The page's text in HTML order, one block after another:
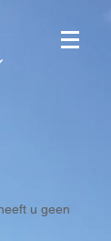
u geen